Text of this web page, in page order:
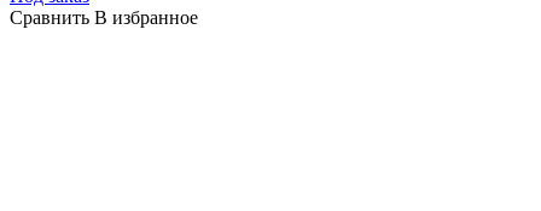
Сравнить В избранное